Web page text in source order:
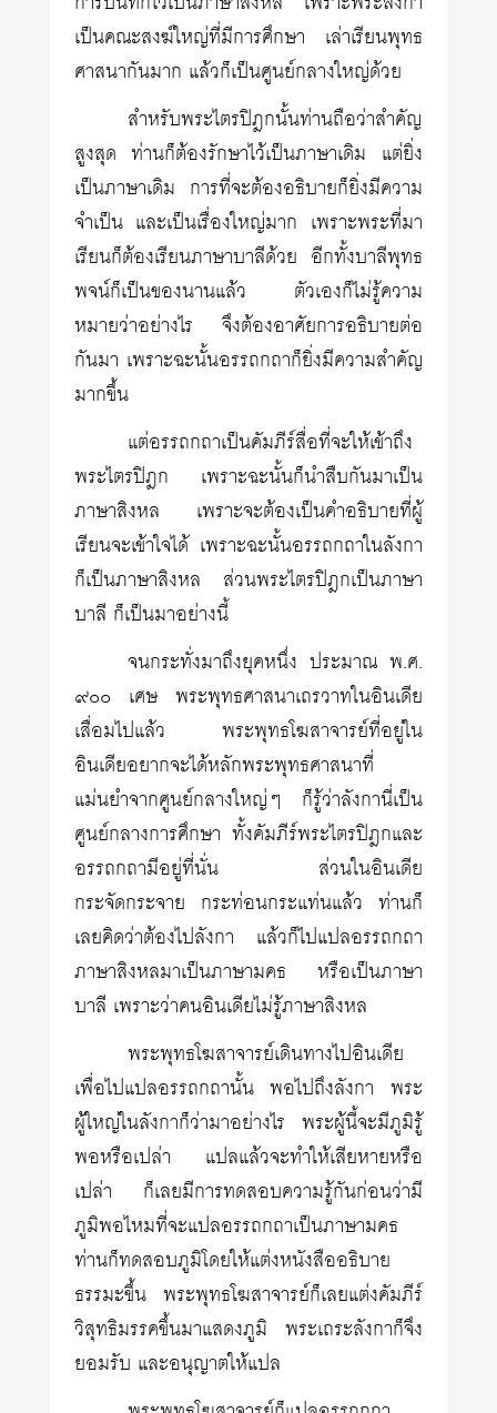
เป็นคณะสงฆ์ใหญ่ที่มีการศึกษา เล่าเรียนพุทธ
ศาสนากันมาก แล้วก็เป็นศูนย์กลางใหญ่ด้วย
สำหรับพระไตรปิฎกนั้นท่านถือว่าสำคัญ
สูงสุด ท่านก็ต้องรักษาไว้เป็นภาษาเดิม แต่ยิ่ง
เป็นภาษาเดิม การที่จะต้องอธิบายก็ยิ่งมีความ
จำเป็น และเป็นเรื่องใหญ่มาก เพราะพระที่มา
เรียนก็ต้องเรียนภาษาบาลีด้วย อีกทั้งบาลีพุทธ
พจน์ก็เป็นของนานแล้ว ตัวเองก็ไม่รู้ความ
หมายว่าอย่างไร จึงต้องอาศัยการอธิบายต่อ
กันมา เพราะฉะนั้นอรรถกถาก็ยิ่งมีความสำคัญ
มากขึ้น
แต่อรรถกถาเป็นคัมภีร์สื่อที่จะให้เข้าถึง
พระไตรปิฎก เพราะฉะนั้นก็นำสืบกันมาเป็น
ภาษาสิงหล เพราะจะต้องเป็นคำอธิบายที่ผู้
เรียนจะเข้าใจได้ เพราะฉะนั้นอรรถกถาในลังกา
ก็เป็นภาษาสิงหล ส่วนพระไตรปิฎกเป็นภาษา
บาลี ก็เป็นมาอย่างนี้
จนกระทั่งมาถึงยุคหนึ่ง ประมาณ พ.ศ.
๙๐๐ เศษ พระพุทธศาสนาเถรวาทในอินเดีย
เสื่อมไปแล้ว พระพุทธโฆสาจารย์ที่อยู่ใน
อินเดียอยากจะได้หลักพระพุทธศาสนาที่
แม่นยำจากศูนย์กลางใหญ่ๆ ก็รู้ว่าลังกานี่เป็น
ศูนย์กลางการศึกษา ทั้งคัมภีร์พระไตรปิฎกและ
อรรถกถามีอยู่ที่นั่น ส่วนในอินเดีย
กระจัดกระจาย กระท่อนกระแท่นแล้ว ท่านก็
เลยคิดว่าต้องไปลังกา แล้วก็ไปแปลอรรถกถา
ภาษาสิงหลมาเป็นภาษามคธ หรือเป็นภาษา
บาลี เพราะว่าคนอินเดียไม่รู้ภาษาสิงหล
พระพุทธโฆสาจารย์เดินทางไปอินเดีย
เพื่อไปแปลอรรถกถานั้น พอไปถึงลังกา พระ
ผู้ใหญ่ในลังกาก็ว่ามาอย่างไร พระผู้นี้จะมีภูมิรู้
พอหรือเปล่า แปลแล้วจะทำให้เสียหายหรือ
เปล่า ก็เลยมีการทดสอบความรู้กันก่อนว่ามี
ภูมิพอไหมที่จะแปลอรรถกถาเป็นภาษามคธ
ท่านก็ทดสอบภูมิโดยให้แต่งหนังสืออธิบาย
ธรรมะขึ้น พระพุทธโฆสาจารย์ก็เลยแต่งคัมภีร์
วิสุทธิมรรคขึ้นมาแสดงภูมิ พระเถระลังกาก็จึง
ยอมรับ และอนุญาตให้แปล